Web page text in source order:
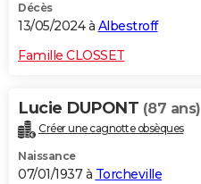
Décès
13/05/2024 à Albestroff
Famille CLOSSET
Lucie DUPONT (87 ans)
Créer une cagnotte obsèques
Naissance
07/01/1937 à Torcheville